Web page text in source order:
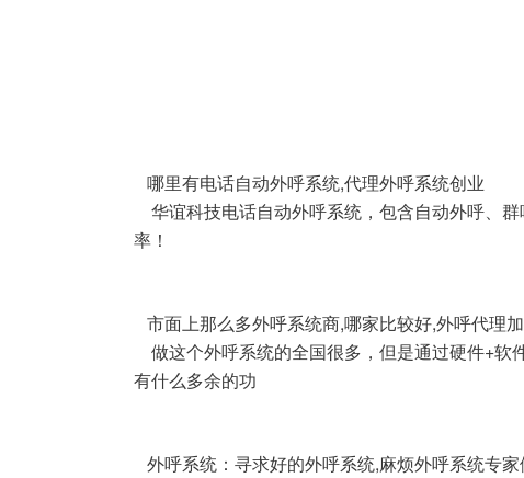
哪里有电话自动外呼系统,代理外呼系统创业
华谊科技电话自动外呼系统，包含自动外呼、
率！
市面上那么多外呼系统商,哪家比较好,外呼代理
做这个外呼系统的全国很多，但是通过硬件+软
有什么多余的功
外呼系统：寻求好的外呼系统,麻烦外呼系统专